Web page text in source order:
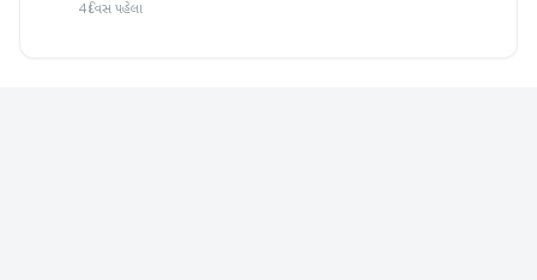
4 દિવસ પહેલા